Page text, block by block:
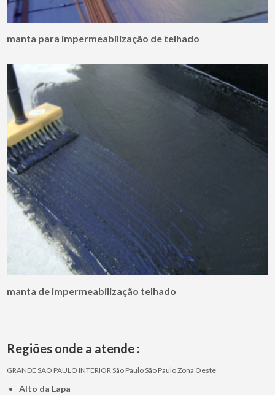
manta para impermeabilização de telhado
manta de impermeabilização telhado
Regiões onde a atende :
GRANDE SÃO PAULO INTERIORSão PauloSão PauloZona Oeste
Alto da Lapa